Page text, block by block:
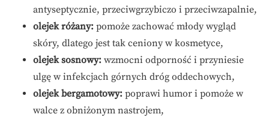
antyseptycznie, przeciwgrzybiczo i przeciwzapalnie,
olejek różany: pomoże zachować młody wygląd
skóry, dlatego jest tak ceniony w kosmetyce,
olejek sosnowy: wzmocni odporność i przyniesie
ulgę w infekcjach górnych dróg oddechowych,
olejek bergamotowy: poprawi humor i pomoże w
walce z obniżonym nastrojem,